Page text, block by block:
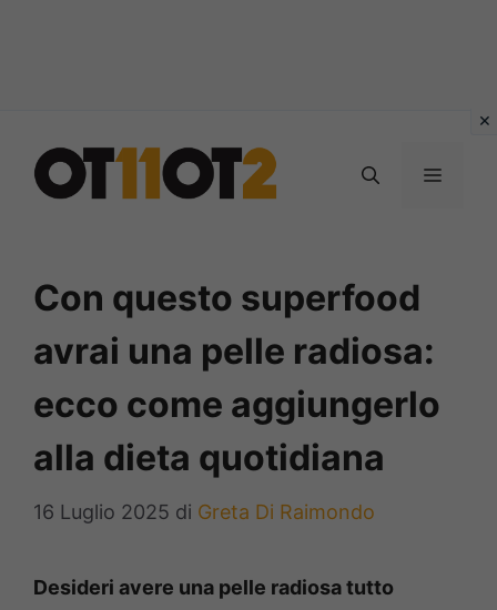
contenuto
MENU
Con questo superfood
avrai una pelle radiosa:
ecco come aggiungerlo
alla dieta quotidiana
16 Luglio 2025 di Greta Di Raimondo
Desideri avere una pelle radiosa tutto